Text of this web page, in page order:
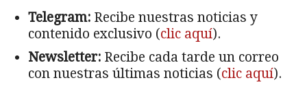
Telegram: Recibe nuestras noticias y
contenido exclusivo (clic aquí).
Newsletter: Recibe cada tarde un correo
con nuestras últimas noticias (clic aquí).